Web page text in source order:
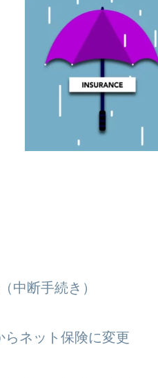
中断手続き）
ネット保険に変更